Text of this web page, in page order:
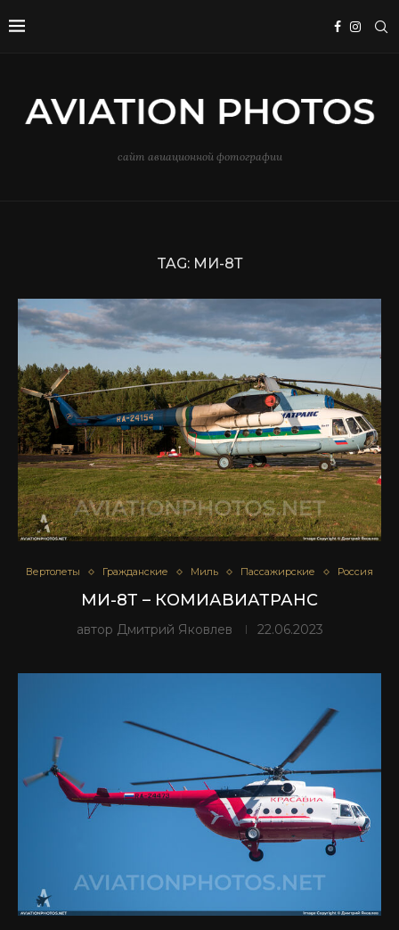
сайт авиационной фотографии
TAG: МИ-8Т
Вертолеты Гражданские Миль Пассажирские Россия
МИ-8Т – КОМИАВИАТРАНС
автор Дмитрий Яковлев 22.06.2023